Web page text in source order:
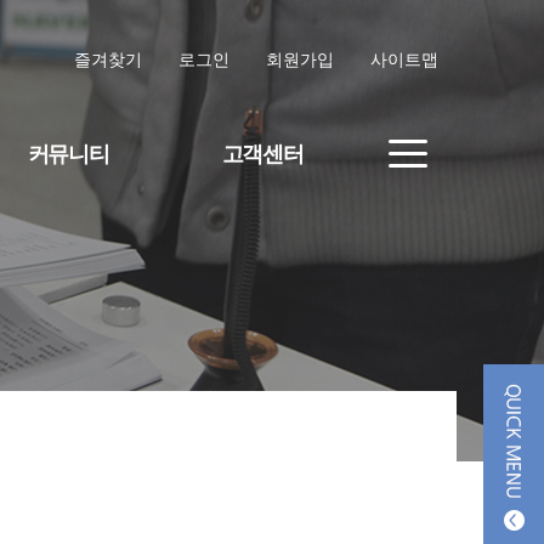
즐겨찾기 로그인 회원가입 사이트맵
커뮤니티 고객센터